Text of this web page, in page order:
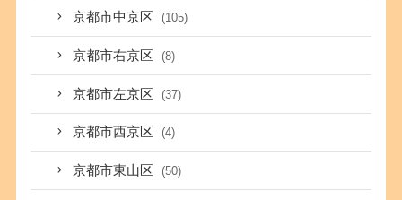
京都市中京区 (105)
京都市右京区 (8)
京都市左京区 (37)
京都市西京区 (4)
京都市東山区 (50)